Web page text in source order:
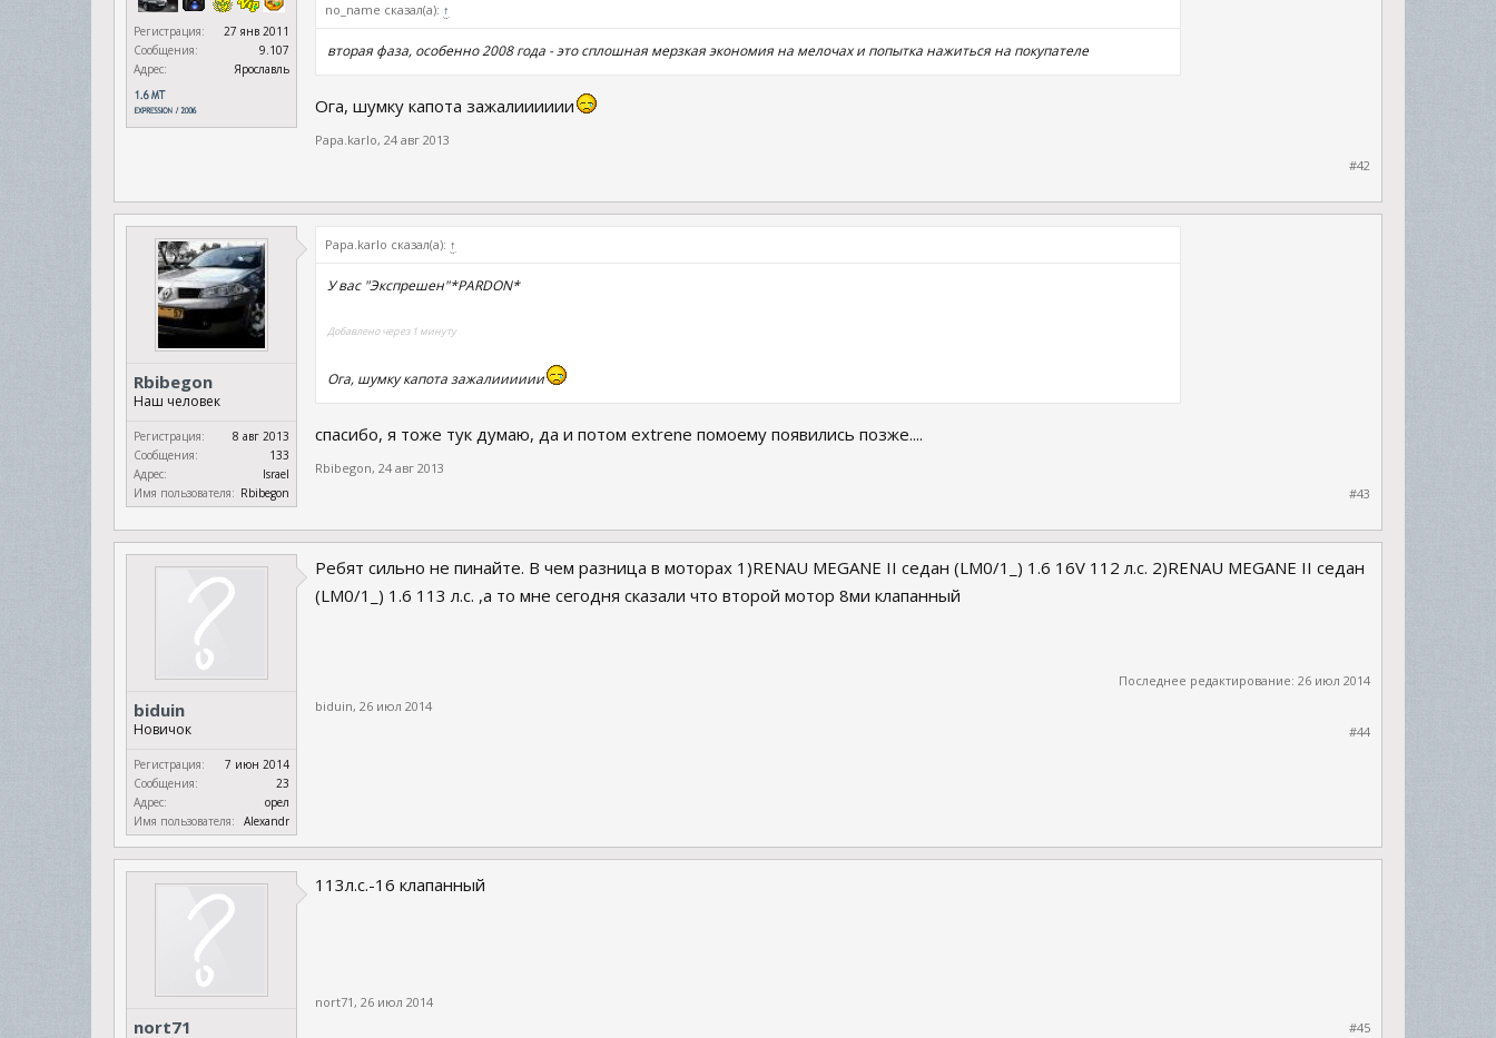
Регистрация:
27 янв 2011
Сообщения:
9.107
Адрес:
Ярославль
no_name сказал(а): ↑
вторая фаза, особенно 2008 года - это сплошная мерзкая экономия на мелочах и попытка нажиться на покупателе
Ога, шумку капота зажалииииии
Papa.karlo, 24 авг 2013
#42
Rbibegon
Наш человек
Регистрация:
8 авг 2013
Сообщения:
133
Адрес:
Israel
Имя пользователя: Rbibegon
Papa.karlo сказал(а): ↑
У вас "Экспрешен"*PARDON*
Добавлено через 1 минуту
Ога, шумку капота зажалииииии
спасибо, я тоже тук думаю, да и потом extrene помоему появились позже....
Rbibegon, 24 авг 2013
#43
biduin
Новичок
Регистрация:
7 июн 2014
Сообщения:
23
Адрес:
орел
Имя пользователя:
Alexandr
Ребят сильно не пинайте. В чем разница в моторах 1)RENAU MEGANE II седан (LM0/1_) 1.6 16V 112 л.с. 2)RENAU MEGANE II седан
(LM0/1_) 1.6 113 л.с. ,а то мне сегодня сказали что второй мотор 8ми клапанный
Последнее редактирование: 26 июл 2014
biduin, 26 июл 2014
#44
nort71
113л.c.-16 клапанный
nort71, 26 июл 2014
#45